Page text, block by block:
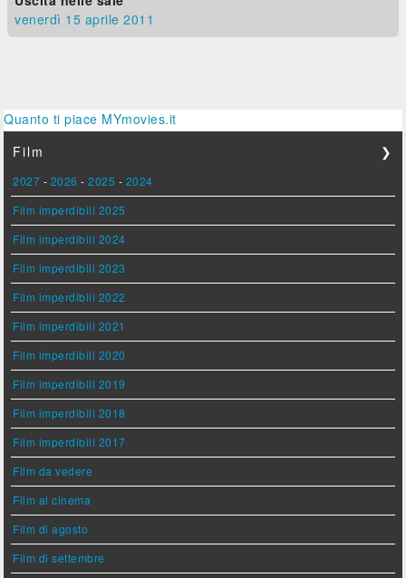
venerdì 15 aprile 2011
Quanto ti piace MYmovies.it
Film
❯
2027 - 2026 -2025 - 2024
Film imperdibili 2025
Film imperdibili 2024
Film imperdibili 2023
Film imperdibili 2022
Film imperdibili 2021
Film imperdibili 2020
Film imperdibili 2019
Film imperdibili 2018
Film imperdibili 2017
Film da vedere
Film al cinema
Film di agosto
Film di settembre